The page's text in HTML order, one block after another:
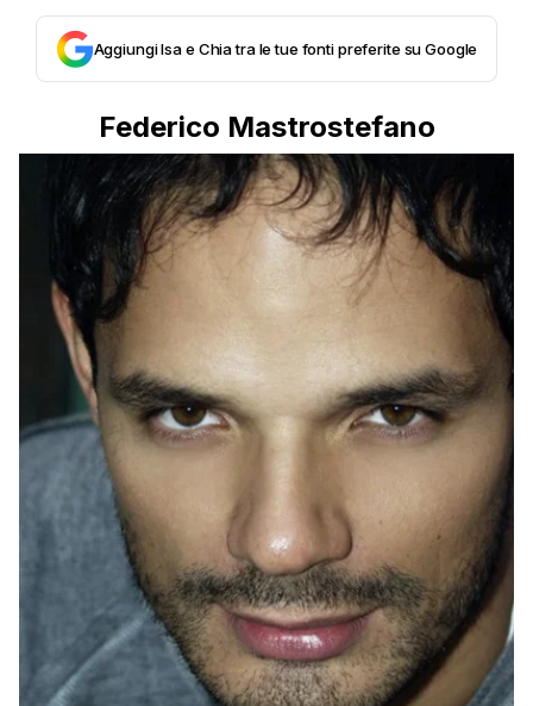
Aggiungi Isa e Chia tra le tue fonti preferite su Google
Federico Mastrostefano